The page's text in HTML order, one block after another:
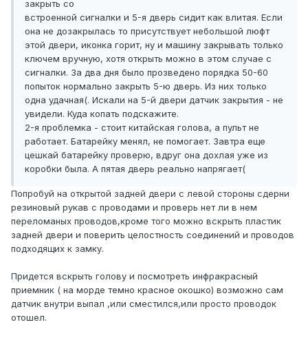
закрыть со
встроенной сигналки и 5-я дверь сидит как влитая. Если
она не дозакрылась то присутствует небольшой люфт
этой двери, иконка горит, ну и машину закрывать только
ключем вручную, хотя открыть можно в этом случае с
сигналки. За два дня было прозведено порядка 50-60
попыток нормально закрыть 5-ю дверь. Из них только
одна удачная(. Искали на 5-й двери датчик закрытия - не
увидели. Куда копать подскажите.
2-я проблемка - стоит китайская голова, а пульт не
работает. Батарейку менял, не помогает. Завтра еще
цешкай батарейку проверю, вдруг она дохлая уже из
коробки была. А пятая дверь реально напрягает(
Попробуй на открытой задней двери с левой стороны сдерни
резиновый рукав с проводами и проверь нет ли в нем
переломаных проводов,кроме того можно вскрыть пластик
задней двери и поверить целостность соединений и проводов
подходящих к замку.
Придется вскрыть голову и посмотреть инфракрасный
приемник ( на морде темно красное окошко) возможно сам
датчик внутри выпал ,или сместился,или просто проводок
отошел.